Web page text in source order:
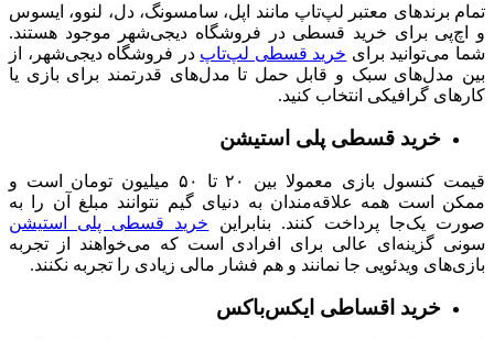
تمام برندهای معتبر لپ‌تاپ مانند اپل، سامسونگ، دل، لنوو، ایسوس
و اچ‌پی برای خرید قسطی در فروشگاه دیجی‌شهر موجود هستند.
شما می‌توانید برای خرید قسطی لپ‌تاپ در فروشگاه دیجی‌شهر، از
بین مدل‌های سبک و قابل حمل تا مدل‌های قدرتمند برای بازی یا
کارهای گرافیکی انتخاب کنید.
خرید قسطی پلی استیشن
قیمت کنسول‌ بازی معمولا بین ۲۰ تا ۵۰ میلیون تومان است و
ممکن است همه علاقه‌مندان به دنیای گیم نتوانند مبلغ آن را به
صورت یک‌جا پرداخت کنند. بنابراین
خرید قسطی پلی‌ استیشن
سونی گزینه‌ای عالی برای افرادی است که می‌خواهند از تجربه
بازی‌های ویدئویی جا نمانند و هم فشار مالی زیادی را تجربه نکنند.
خرید اقساطی ایکس‌باکس